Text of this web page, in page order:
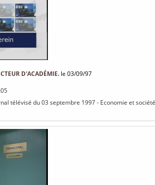
D'ACADÉMIE. le 03/09/97
télévisé du 03 septembre 1997 - Economie et